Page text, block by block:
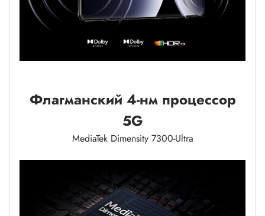
Флагманский 4-нм процессор
5G
MediaTek Dimensity 7300-Ultra